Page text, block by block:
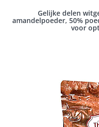
Gelijke delen
amandelpoeder, 50%
voor